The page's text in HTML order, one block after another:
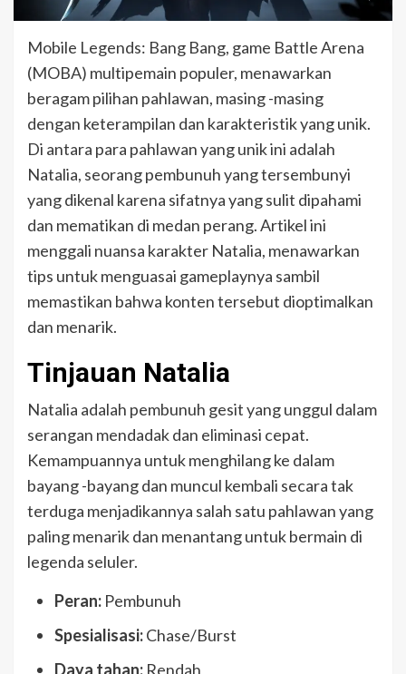
Mobile Legends: Bang Bang, game Battle Arena
(MOBA) multipemain populer, menawarkan
beragam pilihan pahlawan, masing -masing
dengan keterampilan dan karakteristik yang unik.
Di antara para pahlawan yang unik ini adalah
Natalia, seorang pembunuh yang tersembunyi
yang dikenal karena sifatnya yang sulit dipahami
dan mematikan di medan perang. Artikel ini
menggali nuansa karakter Natalia, menawarkan
tips untuk menguasai gameplaynya sambil
memastikan bahwa konten tersebut dioptimalkan
dan menarik.
Tinjauan Natalia
Natalia adalah pembunuh gesit yang unggul dalam
serangan mendadak dan eliminasi cepat.
Kemampuannya untuk menghilang ke dalam
bayang -bayang dan muncul kembali secara tak
terduga menjadikannya salah satu pahlawan yang
paling menarik dan menantang untuk bermain di
legenda seluler.
Peran: Pembunuh
Spesialisasi:Chase/Burst
Daya tahan: Rendah